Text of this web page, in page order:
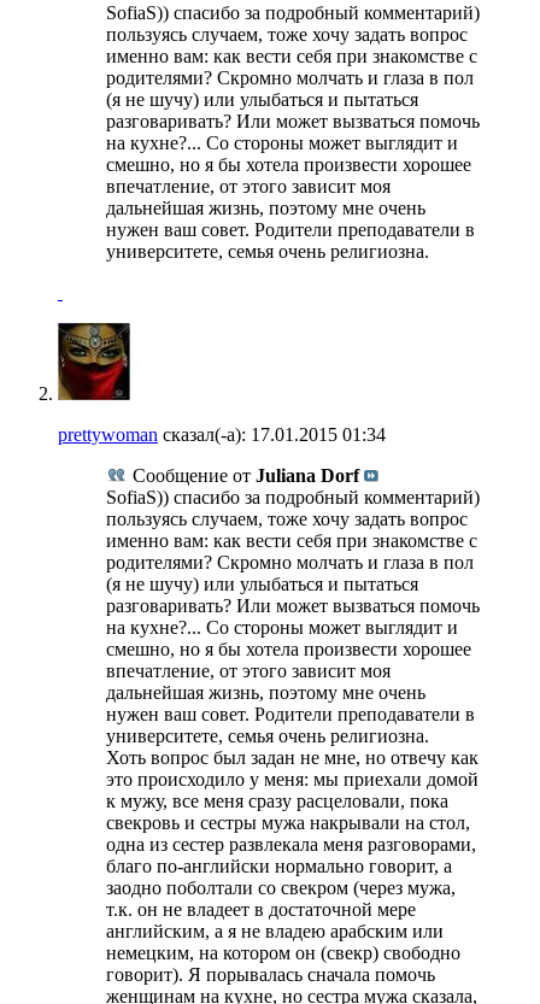
SofiaS)) спасибо за подробный комментарий)
пользуясь случаем, тоже хочу задать вопрос
именно вам: как вести себя при знакомстве с
родителями? Скромно молчать и глаза в пол
(я не шучу) или улыбаться и пытаться
разговаривать? Или может вызваться помочь
на кухне?... Со стороны может выглядит и
смешно, но я бы хотела произвести хорошее
впечатление, от этого зависит моя
дальнейшая жизнь, поэтому мне очень
нужен ваш совет. Родители преподаватели в
университете, семья очень религиозна.
prettywoman сказал(-а): 17.01.2015 01:34
Сообщение от Juliana Dorf
SofiaS)) спасибо за подробный комментарий)
пользуясь случаем, тоже хочу задать вопрос
именно вам: как вести себя при знакомстве с
родителями? Скромно молчать и глаза в пол
(я не шучу) или улыбаться и пытаться
разговаривать? Или может вызваться помочь
на кухне?... Со стороны может выглядит и
смешно, но я бы хотела произвести хорошее
впечатление, от этого зависит моя
дальнейшая жизнь, поэтому мне очень
нужен ваш совет. Родители преподаватели в
университете, семья очень религиозна.
Хоть вопрос был задан не мне, но отвечу как
это происходило у меня: мы приехали домой
к мужу, все меня сразу расцеловали, пока
свекровь и сестры мужа накрывали на стол,
одна из сестер развлекала меня разговорами,
благо по-английски нормально говорит, а
заодно поболтали со свекром (через мужа,
т.к. он не владеет в достаточной мере
английским, а я не владею арабским или
немецким, на котором он (свекр) свободно
говорит). Я порывалась сначала помочь
женщинам на кухне, но сестра мужа сказала,